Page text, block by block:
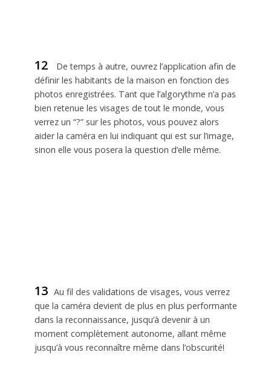
12
De temps à autre, ouvrez l’application afin de
définir les habitants de la maison en fonction des
photos enregistrées. Tant que l’algorythme n’a pas
bien retenue les visages de tout le monde, vous
verrez un “?” sur les photos, vous pouvez alors
aider la caméra en lui indiquant qui est sur l’image,
sinon elle vous posera la question d’elle même.
13 Au fil des validations de visages, vous verrez
que la caméra devient de plus en plus performante
dans la reconnaissance, jusqu’à devenir à un
moment complètement autonome, allant même
jusqu’à vous reconnaître même dans l’obscurité!